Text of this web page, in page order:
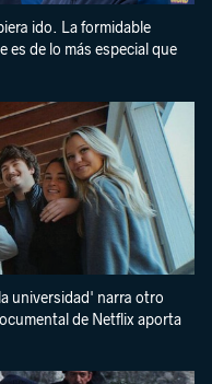
ido. La formidable
es de lo más especial que
universidad' narra otro
de Netflix aporta